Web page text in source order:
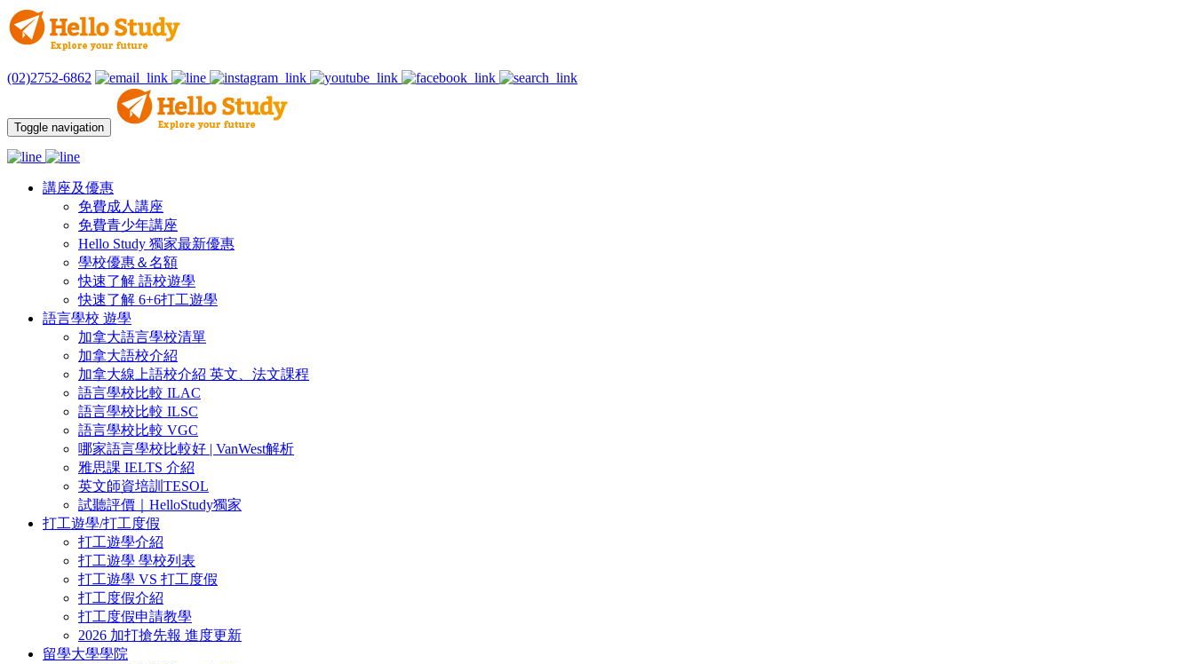
(02)2752-6862
Toggle navigation
講座及優惠
免費成人講座
免費青少年講座
Hello Study 獨家最新優惠
學校優惠＆名額
快速了解 語校遊學
快速了解 6+6打工遊學
語言學校 遊學
加拿大語言學校清單
加拿大語校介紹
加拿大線上語校介紹 英文、法文課程
語言學校比較 ILAC
語言學校比較 ILSC
語言學校比較 VGC
哪家語言學校比較好 | VanWest解析
雅思課 IELTS 介紹
英文師資培訓TESOL
試聽評價｜HelloStudy獨家
打工遊學/打工度假
打工遊學介紹
打工遊學 學校列表
打工遊學 VS 打工度假
打工度假介紹
打工度假申請教學
2026 加打搶先報 進度更新
留學大學學院